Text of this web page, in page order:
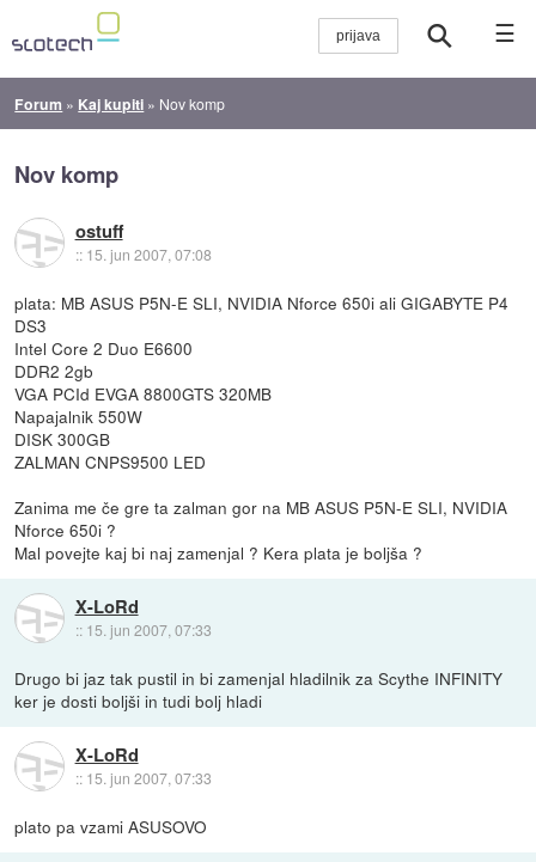
☰
Forum » Kaj kupiti » Nov komp
Nov komp
ostuff
:: 15. jun 2007, 07:08
plata: MB ASUS P5N-E SLI, NVIDIA Nforce 650i ali GIGABYTE P4
DS3
Intel Core 2 Duo E6600
DDR2 2gb
VGA PCId EVGA 8800GTS 320MB
Napajalnik 550W
DISK 300GB
ZALMAN CNPS9500 LED
Zanima me če gre ta zalman gor na MB ASUS P5N-E SLI, NVIDIA
Nforce 650i ?
Mal povejte kaj bi naj zamenjal ? Kera plata je boljša ?
X-LoRd
:: 15. jun 2007, 07:33
Drugo bi jaz tak pustil in bi zamenjal hladilnik za Scythe INFINITY
ker je dosti boljši in tudi bolj hladi
X-LoRd
:: 15. jun 2007, 07:33
plato pa vzami ASUSOVO